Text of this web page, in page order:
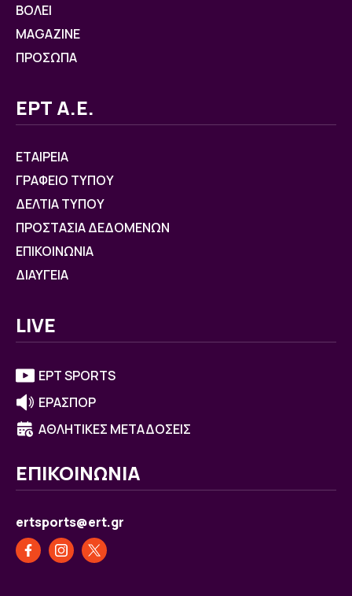
ΒOΛΕΙ
MAGAZINE
ΠΡΟΣΩΠΑ
ΕΡΤ Α.Ε.
ΕΤΑΙΡΕΙΑ
ΓΡΑΦΕΙΟ ΤΥΠΟΥ
ΔΕΛΤΙΑ ΤΥΠΟΥ
ΠΡΟΣΤΑΣΙΑ ΔΕΔΟΜΕΝΩΝ
ΕΠΙΚΟΙΝΩΝΙΑ
ΔΙΑΥΓΕΙΑ
LIVE
ΕΡΤ SPORTS
ΕΡΑΣΠΟΡ
ΑΘΛΗΤΙΚΕΣ ΜΕΤΑΔΟΣΕΙΣ
ΕΠΙΚΟΙΝΩΝΙΑ
ertsports@ert.gr